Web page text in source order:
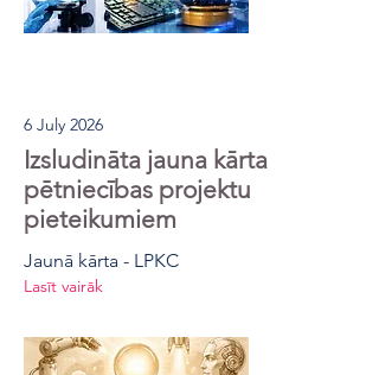
6 July 2026
Izsludināta jauna kārta
pētniecības projektu
pieteikumiem
Jaunā kārta - LPKC
Lasīt vairāk